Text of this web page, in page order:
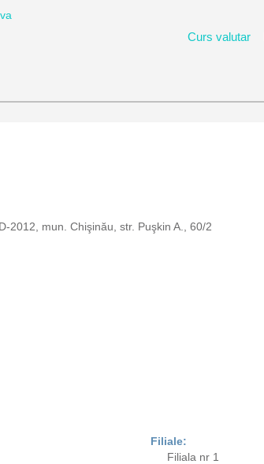
Curs valutar
2012, mun. Chişinău, str. Puşkin A., 60/2
Filiale:
Filiala nr 1